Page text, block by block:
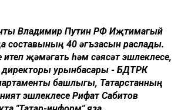
Владимир Путин РФ Иҗтимагый
составының 40 әгъзасын раслады.
җәмәгать һәм сәясәт эшлеклесе,
директоры урынбасары - БДТРК
башлыгы, Татарстанның
эшлеклесе Рифат Сабитов